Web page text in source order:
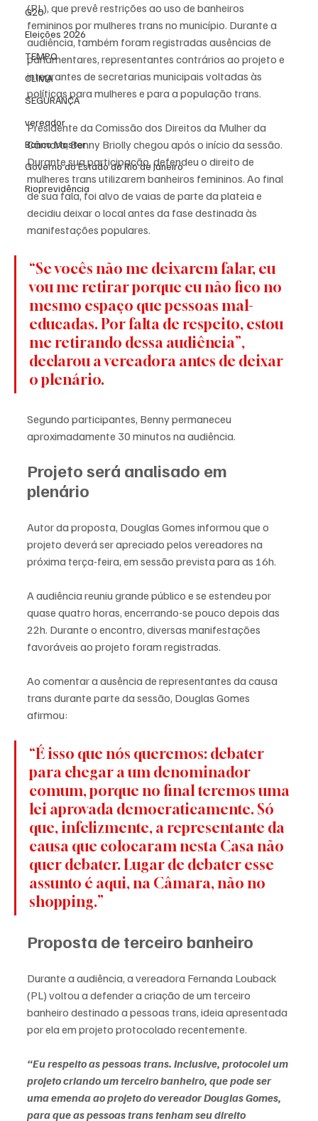
G20
Eleições 2026
TEMPO
CLIMA
SEGURANÇA
vereador
Banco Master
Governo do Estado do Rio de Janeiro
Rioprevidência
(PL), que prevê restrições ao uso de banheiros
femininos por mulheres trans no município. Durante a
audiência, também foram registradas ausências de
parlamentares, representantes contrários ao projeto e
integrantes de secretarias municipais voltadas às
políticas para mulheres e para a população trans.
Presidente da Comissão dos Direitos da Mulher da
Câmara, Benny Briolly chegou após o início da sessão.
Durante sua participação, defendeu o direito de
mulheres trans utilizarem banheiros femininos. Ao final
de sua fala, foi alvo de vaias de parte da plateia e
decidiu deixar o local antes da fase destinada às
manifestações populares.
“Se vocês não me deixarem falar, eu
vou me retirar porque eu não fico no
mesmo espaço que pessoas mal-
educadas. Por falta de respeito, estou
me retirando dessa audiência”,
declarou a vereadora antes de deixar
o plenário.
Segundo participantes, Benny permaneceu
aproximadamente 30 minutos na audiência.
Projeto será analisado em
plenário
Autor da proposta, Douglas Gomes informou que o
projeto deverá ser apreciado pelos vereadores na
próxima terça-feira, em sessão prevista para as 16h.
A audiência reuniu grande público e se estendeu por
quase quatro horas, encerrando-se pouco depois das
22h. Durante o encontro, diversas manifestações
favoráveis ao projeto foram registradas.
Ao comentar a ausência de representantes da causa
trans durante parte da sessão, Douglas Gomes
afirmou:
“É isso que nós queremos: debater
para chegar a um denominador
comum, porque no final teremos uma
lei aprovada democraticamente. Só
que, infelizmente, a representante da
causa que colocaram nesta Casa não
quer debater. Lugar de debater esse
assunto é aqui, na Câmara, não no
shopping.”
Proposta de terceiro banheiro
Durante a audiência, a vereadora Fernanda Louback
(PL) voltou a defender a criação de um terceiro
banheiro destinado a pessoas trans, ideia apresentada
por ela em projeto protocolado recentemente.
“Eu respeito as pessoas trans. Inclusive, protocolei um
projeto criando um terceiro banheiro, que pode ser
uma emenda ao projeto do vereador Douglas Gomes,
para que as pessoas trans tenham seu direito